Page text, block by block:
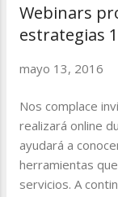
Webinars
estrategias
mayo 13, 2016
Nos complace
realizará online
ayudará a
herramientas
servicios. A